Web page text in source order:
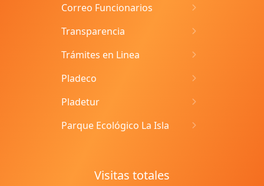
Correo Funcionarios
Transparencia
Trámites en Linea
Pladeco
Pladetur
Parque Ecológico La Isla
Visitas totales